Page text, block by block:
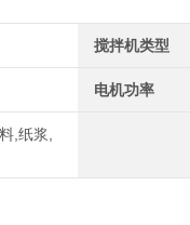
搅拌机类型
电机功率
,纸浆,